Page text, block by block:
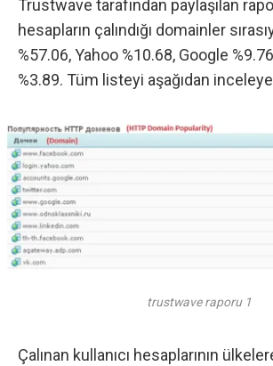
Trustwave tarafından paylaşılan
hesapların çalındığı domainler
%57.06,Yahoo %10.68, Google
%3.89. Tüm listeyi aşağıdan
trustwave raporu 1
Çalınan kullanıcı hesaplarının